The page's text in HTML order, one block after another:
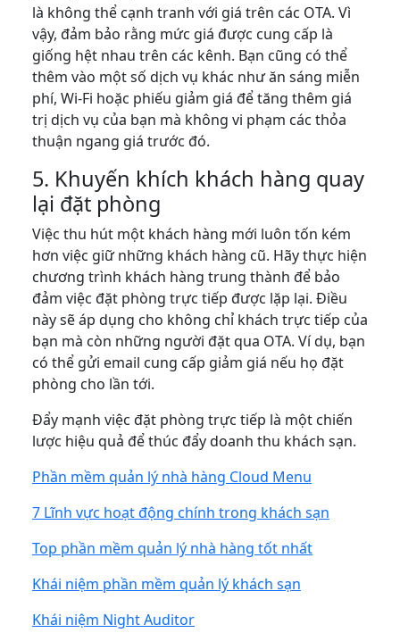
là không thể cạnh tranh với giá trên các OTA. Vì
vậy, đảm bảo rằng mức giá được cung cấp là
giống hệt nhau trên các kênh. Bạn cũng có thể
thêm vào một số dịch vụ khác như ăn sáng miễn
phí, Wi-Fi hoặc phiếu giảm giá để tăng thêm giá
trị dịch vụ của bạn mà không vi phạm các thỏa
thuận ngang giá trước đó.
5. Khuyến khích khách hàng quay
lại đặt phòng
Việc thu hút một khách hàng mới luôn tốn kém
hơn việc giữ những khách hàng cũ. Hãy thực hiện
chương trình khách hàng trung thành để bảo
đảm việc đặt phòng trực tiếp được lặp lại. Điều
này sẽ áp dụng cho không chỉ khách trực tiếp của
bạn mà còn những người đặt qua OTA. Ví dụ, bạn
có thể gửi email cung cấp giảm giá nếu họ đặt
phòng cho lần tới.
Đẩy mạnh việc đặt phòng trực tiếp là một chiến
lược hiệu quả để thúc đẩy doanh thu khách sạn.
Phần mềm quản lý nhà hàng Cloud Menu
7 Lĩnh vực hoạt động chính trong khách sạn
Top phần mềm quản lý nhà hàng tốt nhất
Khái niệm phần mềm quản lý khách sạn
Khái niệm Night Auditor